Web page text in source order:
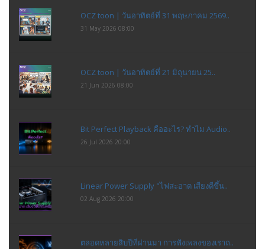
OCZ toon | วันอาทิตย์ที่ 31 พฤษภาคม 2569..
31 May 2026 08:00
OCZ toon | วันอาทิตย์ที่ 21 มิถุนายน 25..
21 Jun 2026 08:00
Bit Perfect Playback คืออะไร? ทำไม Audio..
26 Jul 2026 20:00
Linear Power Supply "ไฟสะอาด เสียงดีขึ้น..
02 Aug 2026 20:00
ตลอดหลายสิบปีที่ผ่านมา การฟังเพลงของเราถ..